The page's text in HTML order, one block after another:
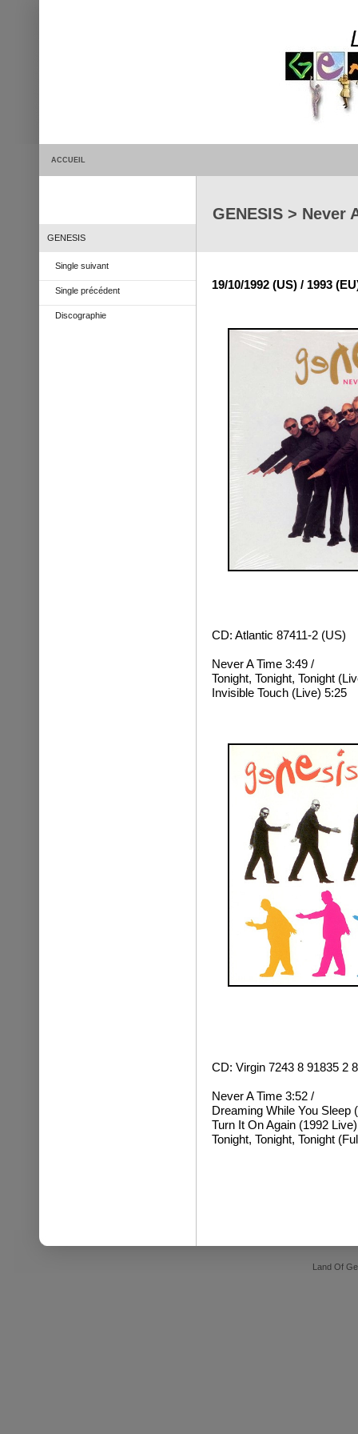
ACCUEIL
GENESIS
Single suivant
Single précédent
Discographie
GENESIS > Never
19/10/1992 (US) / 1993
CD: Atlantic 87411-2 (US)
Never A Time 3:49 /
Tonight, Tonight, Tonight
Invisible Touch (Live) 5:25
CD: Virgin 7243 8 91835 2
Never A Time 3:52 /
Dreaming While You Sleep
Turn It On Again (1992
Tonight, Tonight, Tonight
Land Of